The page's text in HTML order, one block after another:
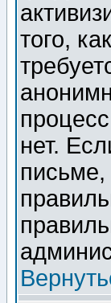
того,
нет.
письме,